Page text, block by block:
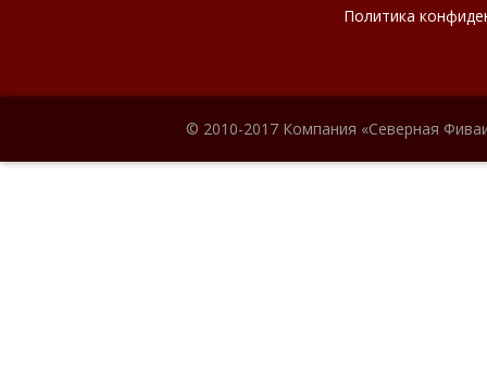
Политика
© 2010-2017 Компания «Северная